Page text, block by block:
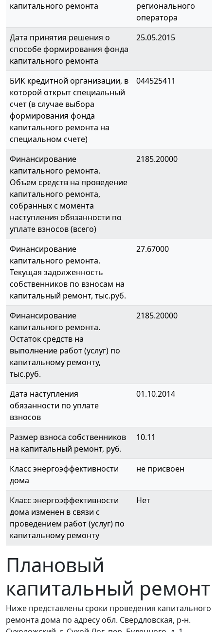
капитального ремонта
регионального
оператора
Дата принятия решения о
способе формирования фонда
капитального ремонта
25.05.2015
БИК кредитной организации, в
которой открыт специальный
счет (в случае выбора
формирования фонда
капитального ремонта на
специальном счете)
044525411
Финансирование
капитального ремонта.
Объем средств на проведение
капитального ремонта,
собранных с момента
наступления обязанности по
уплате взносов (всего)
2185.20000
Финансирование
капитального ремонта.
Текущая задолженность
собственников по взносам на
капитальный ремонт, тыс.руб.
27.67000
Финансирование
капитального ремонта.
Остаток средств на
выполнение работ (услуг) по
капитальному ремонту,
тыс.руб.
2185.20000
Дата наступления
обязанности по уплате
взносов
01.10.2014
Размер взноса собственников
на капитальный ремонт, руб.
10.11
Класс энергоэффективности
дома
не присвоен
Класс энергоэффективности
дома изменен в связи с
проведением работ (услуг) по
капитальному ремонту
Нет
Плановый
капитальный ремонт
Ниже представлены сроки проведения капитального
ремонта дома по адресу обл. Свердловская, р-н.